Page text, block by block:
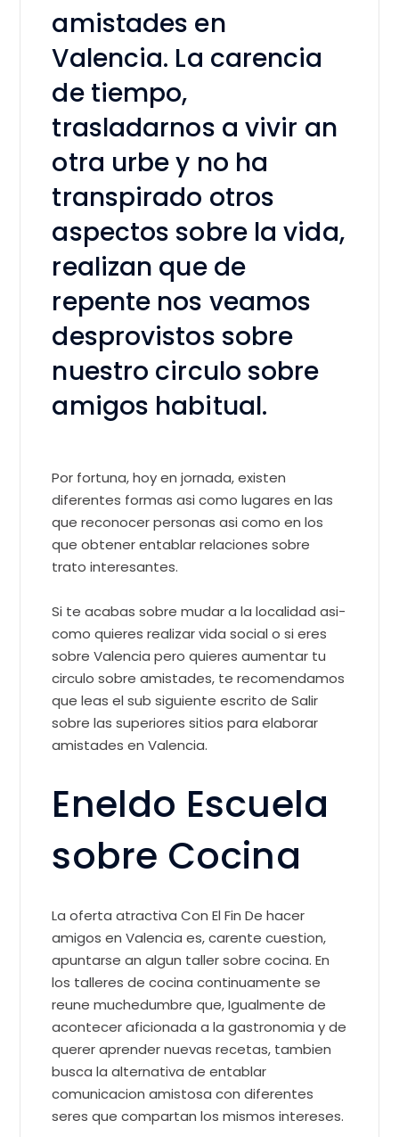
amistades en
Valencia. La carencia
de tiempo,
trasladarnos a vivir an
otra urbe y no ha
transpirado otros
aspectos sobre la vida,
realizan que de
repente nos veamos
desprovistos sobre
nuestro circulo sobre
amigos habitual.
Por fortuna, hoy en jornada, existen
diferentes formas asi­ como lugares en las
que reconocer personas asi­ como en los
que obtener entablar relaciones sobre
trato interesantes.
Si te acabas sobre mudar a la localidad asi­
como quieres realizar vida social o si eres
sobre Valencia pero quieres aumentar tu
circulo sobre amistades, te recomendamos
que leas el sub siguiente escrito de Salir
sobre las superiores sitios para elaborar
amistades en Valencia.
Eneldo Escuela
sobre Cocina
La oferta atractiva Con El Fin De hacer
amigos en Valencia es, carente cuestion,
apuntarse an algun taller sobre cocina. En
los talleres de cocina continuamente se
reune muchedumbre que, Igualmente de
acontecer aficionada a la gastronomia y de
querer aprender nuevas recetas, tambien
busca la alternativa de entablar
comunicacion amistosa con diferentes
seres que compartan los mismos intereses.